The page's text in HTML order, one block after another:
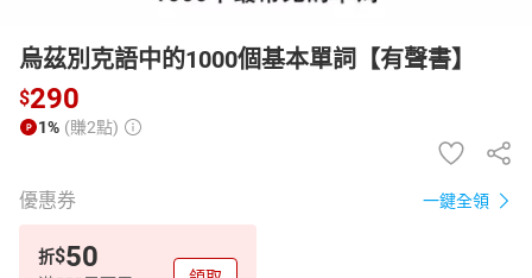
烏茲別克語中的1000個基本單詞【有聲書】
$290
1% (賺2點)
優惠券 一鍵全領
折$50